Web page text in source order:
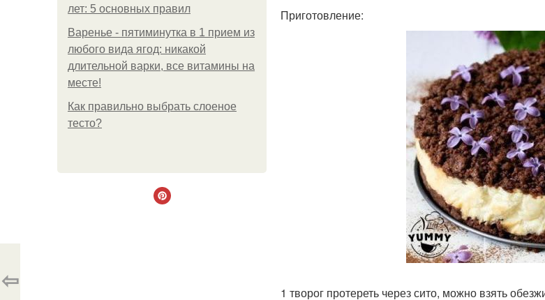
лет: 5 основных правил
Варенье - пятиминутка в 1 прием из
любого вида ягод: никакой
длительной варки, все витамины на
месте!
Как правильно выбрать слоеное
тесто?
Приготовление:
1 творог протереть через сито, можно взять
⇦